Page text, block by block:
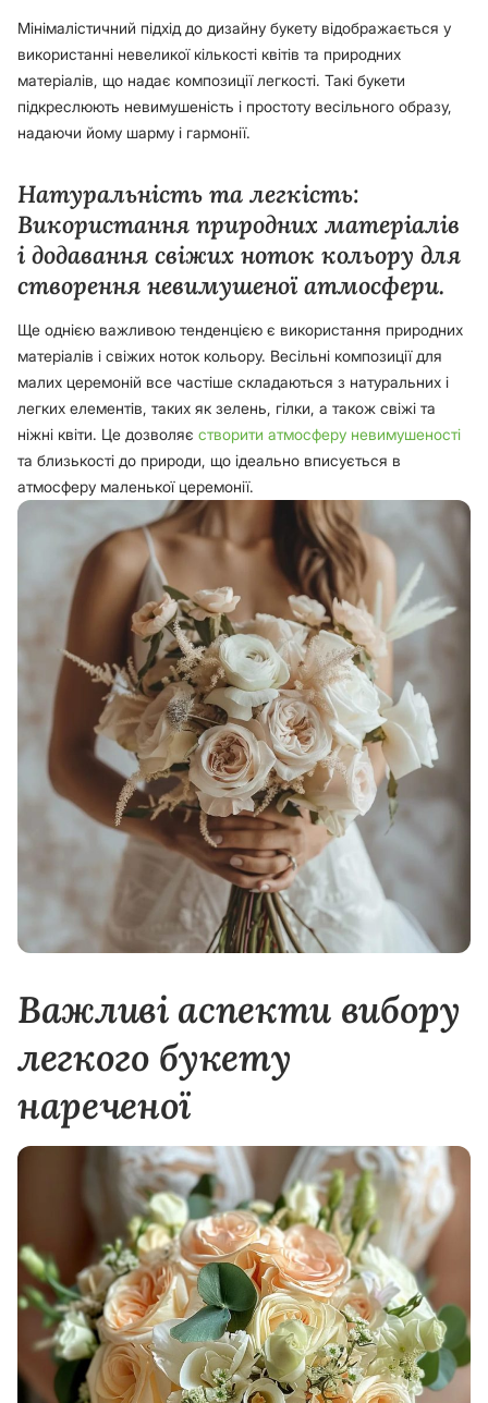
Мінімалістичний підхід до дизайну букету відображається у
використанні невеликої кількості квітів та природних
матеріалів, що надає композиції легкості. Такі букети
підкреслюють невимушеність і простоту весільного образу,
надаючи йому шарму і гармонії.
Натуральність та легкість:
Використання природних матеріалів
і додавання свіжих ноток кольору для
створення невимушеної атмосфери.
Ще однією важливою тенденцією є використання природних
матеріалів і свіжих ноток кольору. Весільні композиції для
малих церемоній все частіше складаються з натуральних і
легких елементів, таких як зелень, гілки, а також свіжі та
ніжні квіти. Це дозволяє створити атмосферу невимушеності
та близькості до природи, що ідеально вписується в
атмосферу маленької церемонії.
Важливі аспекти вибору
легкого букету
нареченої